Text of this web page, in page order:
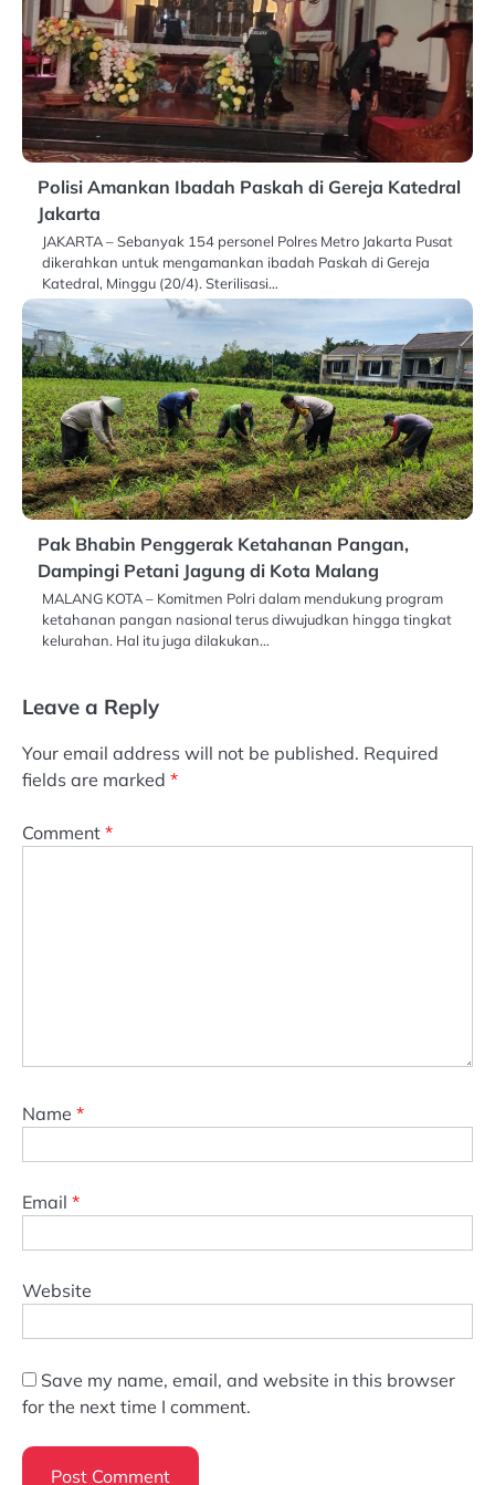
Polisi Amankan Ibadah Paskah di Gereja Katedral
Jakarta
JAKARTA – Sebanyak 154 personel Polres Metro Jakarta Pusat
dikerahkan untuk mengamankan ibadah Paskah di Gereja
Katedral, Minggu (20/4). Sterilisasi…
Pak Bhabin Penggerak Ketahanan Pangan,
Dampingi Petani Jagung di Kota Malang
MALANG KOTA – Komitmen Polri dalam mendukung program
ketahanan pangan nasional terus diwujudkan hingga tingkat
kelurahan. Hal itu juga dilakukan…
Leave a Reply
Your email address will not be published. Required
fields are marked *
Comment *
Name *
Email *
Website
Save my name, email, and website in this browser
for the next time I comment.